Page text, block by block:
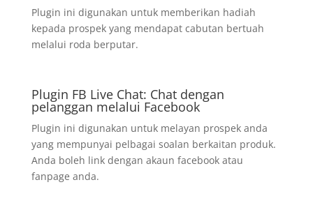
Plugin ini digunakan untuk memberikan hadiah
kepada prospek yang mendapat cabutan bertuah
melalui roda berputar.
Plugin FB Live Chat: Chat dengan
pelanggan melalui Facebook
Plugin ini digunakan untuk melayan prospek anda
yang mempunyai pelbagai soalan berkaitan produk.
Anda boleh link dengan akaun facebook atau
fanpage anda.